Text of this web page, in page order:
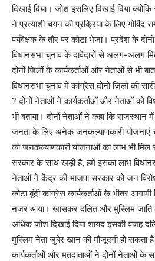
दिखाई दिया। जोश इसलिए दिखाई दिया
ने प्रत्याशी चयन की प्रक्रिया के लिए गोविंद
पर्यवेक्षक के तौर पर कोटा भेजा। प्रदेश के
विधानसभा चुनाव के दावेदारों से अलग-अलग
दोनों जिलों के कार्यकर्ताओं और नेताओं से भी
विधानसभा चुनाव में कांग्रेस दोनों जिलों की
? दोनों नेताओं ने कार्यकर्ताओं और नेताओं को
भी बताया। दोनों नेताओं ने कहा कि
जनता के लिए अनेक जनकल्याणकारी योजनाएं
को जनकल्याणकारी योजनाओं का लाभ भी
सरकार के साथ खड़ी है, हमें इसका लाभ
नेताओं ने केंद्र की भाजपा सरकार को जन
कोटा बूंदी कांग्रेस कार्यकर्ताओं के भीतर
नजर आया। खासकर दलित और मुस्लिम जाति
अधिक जोश दिखाई दिया शायद इसकी वजह
मुस्लिम नेता जुबेर खान की मौजूदगी हो सकता
कार्यकर्ताओं और मतदाताओं ने दोनों नेताओं के